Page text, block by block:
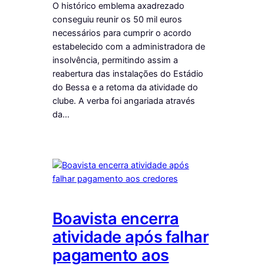
O histórico emblema axadrezado
conseguiu reunir os 50 mil euros
necessários para cumprir o acordo
estabelecido com a administradora de
insolvência, permitindo assim a
reabertura das instalações do Estádio
do Bessa e a retoma da atividade do
clube. A verba foi angariada através
da…
Boavista encerra
atividade após falhar
pagamento aos